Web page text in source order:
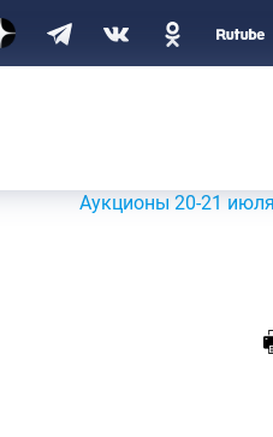
Аукционы 20-21 июля 2026 г.